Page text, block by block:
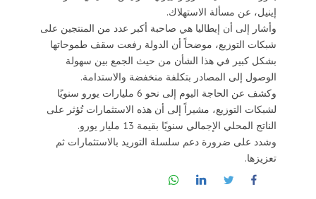
إينيل، عن مسألة الاستهلاك.
وأشار إلى أن إيطاليا هي صاحبة أكبر عدد من المنتجين على
شبكات التوزيع، موضحاً أن الدولة رفعت سقف طموحاتها
بشكل كبير في هذا الشأن من حيث الجمع بين سهولة
الوصول إلى المصادر بتكلفة منخفضة والاستدامة.
وكشف عن الحاجة اليوم إلى نحو 6 مليارات يورو سنويًا
لشبكات التوزيع، مشيراً إلى أن هذه الاستثمارات تُؤثر على
الناتج المحلي الإجمالي سنويًا بقيمة 13 مليار يورو.
وشدد على ضرورة دعم سلسلة التوريد بالاستثمارات ثم
تعزيزها.